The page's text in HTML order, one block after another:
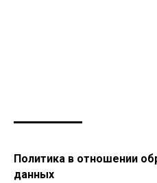
Политика в отношении
данных